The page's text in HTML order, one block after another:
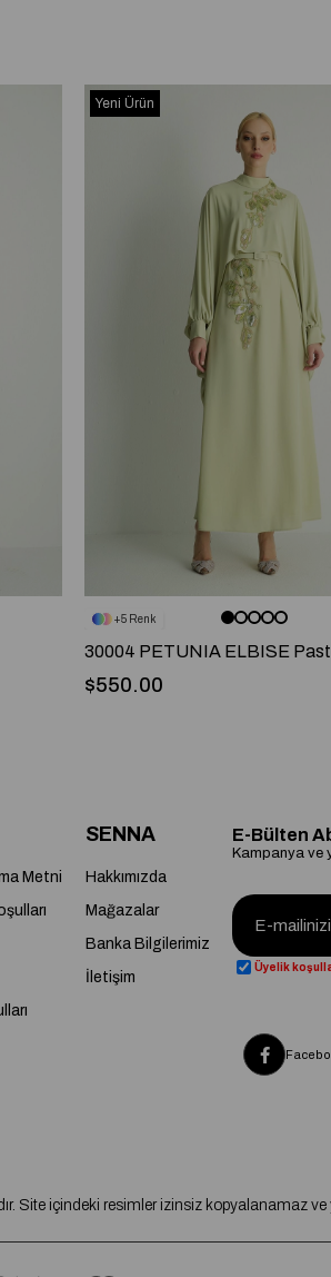
5
30004 PETUNIA ELBISE
$550.00
Yeni Ürün
Metni
SENNA
Hakkımızda
Mağazalar
Banka Bilgilerimiz
İletişim
E-Bülten
Kampanya ve
Üyelik
Site içindeki resimler izinsiz kopyalanamaz ve